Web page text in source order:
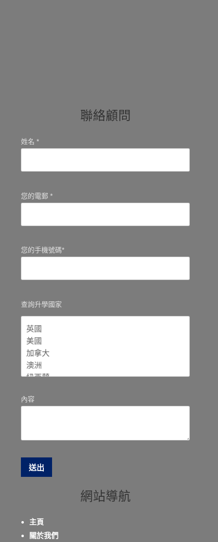
聯絡顧問
姓名 *
您的電郵 *
您的手機號碼*
查詢升學國家
內容
網站導航
主頁
關於我們